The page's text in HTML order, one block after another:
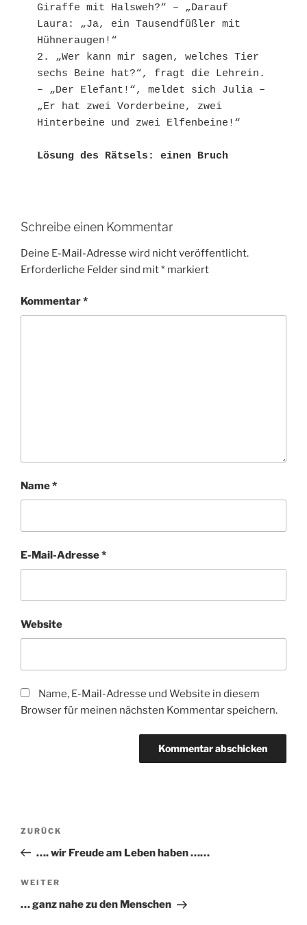
Giraffe mit Halsweh?“ – „Darauf
Laura: „Ja, ein Tausendfüßler mit
Hühneraugen!“
2. „Wer kann mir sagen, welches Tier
sechs Beine hat?“, fragt die Lehrein.
– „Der Elefant!“, meldet sich Julia –
„Er hat zwei Vorderbeine, zwei
Hinterbeine und zwei Elfenbeine!“
Lösung des Rätsels: einen Bruch
Schreibe einen Kommentar
Deine E-Mail-Adresse wird nicht veröffentlicht.
Erforderliche Felder sind mit* markiert
Kommentar*
Name*
E-Mail-Adresse*
Website
Name, E-Mail-Adresse und Website in diesem
Browser für meinen nächsten Kommentar speichern.
Beitragsnavigation
Vorheriger
Beitrag
ZURÜCK
…. wir Freude am Leben haben ……
Nächster
Beitrag
WEITER
… ganz nahe zu den Menschen